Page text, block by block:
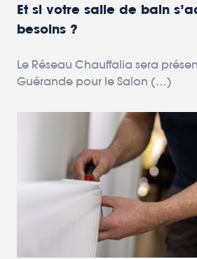
Et si votre salle de bain
besoins ?
Le Réseau Chauffalia sera
Guérande pour le Salon (…)